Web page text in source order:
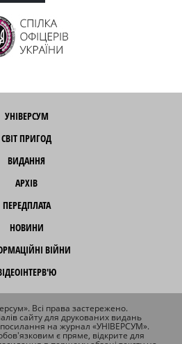
УНІВЕРСУМ
СВІТ ПРИГОД
ВИДАННЯ
АРХІВ
ПЕРЕДПЛАТА
НОВИНИ
ВІЙНИ
Всі права застережено.
сайту для друкованих видань
на журнал «УНІВЕРСУМ».
є пряме, відкрите для